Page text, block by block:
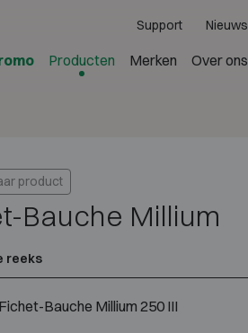
Support Nieuws
Producten Merken Over ons
product
Bauche Millium
reeks
Fichet-Bauche Millium 250 III